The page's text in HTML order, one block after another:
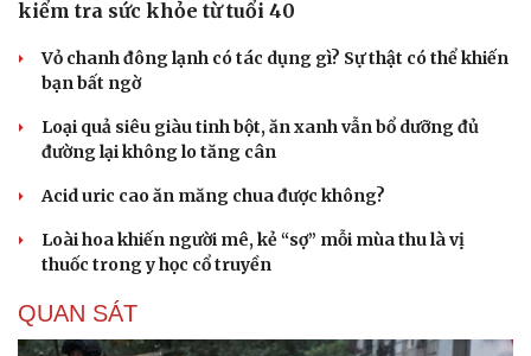
Săn Tour
Đọc truyện đêm khuya
Kể chuyện cho bé
kiểm tra sức khỏe từ tuổi 40
Vỏ chanh đông lạnh có tác dụng gì? Sự thật có thể khiến
bạn bất ngờ
Loại quả siêu giàu tinh bột, ăn xanh vẫn bổ dưỡng đủ
đường lại không lo tăng cân
Acid uric cao ăn măng chua được không?
Loài hoa khiến người mê, kẻ “sợ” mỗi mùa thu là vị
thuốc trong y học cổ truyền
QUAN SÁT